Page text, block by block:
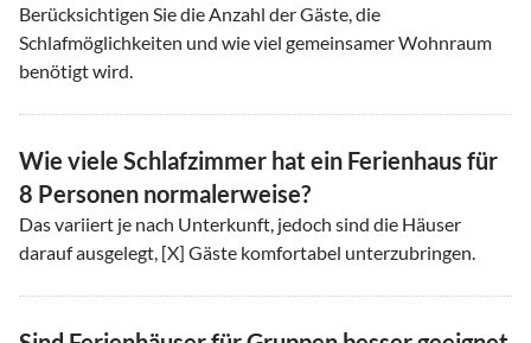
Berücksichtigen Sie die Anzahl der Gäste, die
Schlafmöglichkeiten und wie viel gemeinsamer Wohnraum
benötigt wird.
Wie viele Schlafzimmer hat ein Ferienhaus für
8 Personen normalerweise?
Das variiert je nach Unterkunft, jedoch sind die Häuser
darauf ausgelegt, [X] Gäste komfortabel unterzubringen.